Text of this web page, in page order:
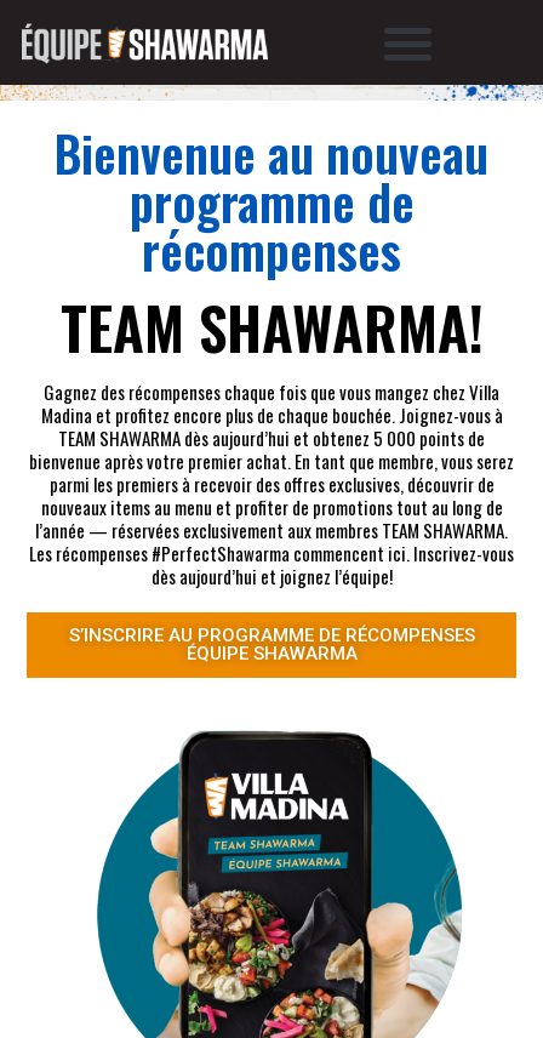
Bienvenue au nouveau
programme de
récompenses
TEAM SHAWARMA!
Gagnez des récompenses chaque fois que vous mangez chez Villa
Madina et profitez encore plus de chaque bouchée. Joignez-vous à
TEAM SHAWARMA dès aujourd’hui et obtenez 5 000 points de
bienvenue après votre premier achat. En tant que membre, vous serez
parmi les premiers à recevoir des offres exclusives, découvrir de
nouveaux items au menu et profiter de promotions tout au long de
l’année — réservées exclusivement aux membres TEAM SHAWARMA.
Les récompenses #PerfectShawarma commencent ici. Inscrivez-vous
dès aujourd’hui et joignez l’équipe!
S’INSCRIRE AU PROGRAMME DE RÉCOMPENSES
ÉQUIPE SHAWARMA